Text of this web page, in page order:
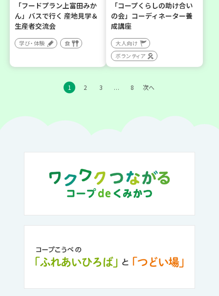
「フードプラン上富田みか
ん」バスで行く 産地見学＆
生産者交流会
学び・体験 食
「コープくらしの助け合い
の会」コーディネーター養
成講座
大人向け
ボランティア
1 2 3 … 8 次へ